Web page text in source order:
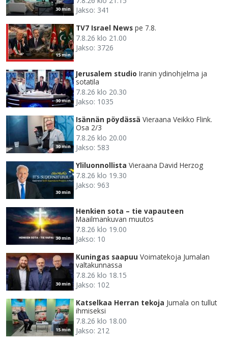
30 min
Jakso: 341
15 min
TV7 Israel News pe 7.8.
7.8.26 klo 21.00
Jakso: 3726
30 min
Jerusalem studio Iranin ydinohjelma ja
sotatila
7.8.26 klo 20.30
Jakso: 1035
30 min
Isännän pöydässä Vieraana Veikko Flink.
Osa 2/3
7.8.26 klo 20.00
Jakso: 583
30 min
Yliluonnollista Vieraana David Herzog
7.8.26 klo 19.30
Jakso: 963
30 min
Henkien sota – tie vapauteen
Maailmankuvan muutos
7.8.26 klo 19.00
Jakso: 10
30 min
Kuningas saapuu Voimatekoja Jumalan
valtakunnassa
7.8.26 klo 18.15
Jakso: 102
15 min
Katselkaa Herran tekoja Jumala on tullut
ihmiseksi
7.8.26 klo 18.00
Jakso: 212